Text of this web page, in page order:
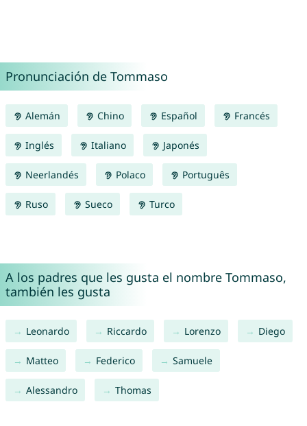
Pronunciación de Tommaso
Alemán Chino Español Francés
Inglés Italiano Japonés
Neerlandés Polaco Português
Ruso Sueco Turco
A los padres que les gusta el nombre Tommaso,
también les gusta
Leonardo Riccardo Lorenzo Diego
Matteo Federico Samuele
Alessandro Thomas